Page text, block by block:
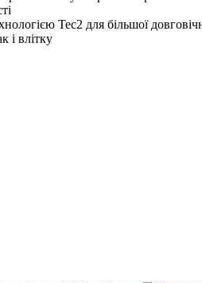
Tec2 для більшої
і влітку